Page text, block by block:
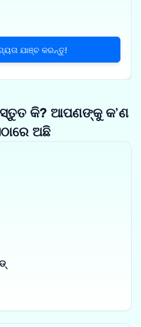
ଯାଞ୍ଚ କରନ୍ତୁ!
କି? ଆପଣଙ୍କୁ କ’ଣ
ଅଛି